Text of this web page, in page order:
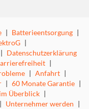
| Batterieentsorgung |
|
| Datenschutzerklärung
|
| Anfahrt |
| 60 Monate Garantie |
Überblick |
| Unternehmer werden |